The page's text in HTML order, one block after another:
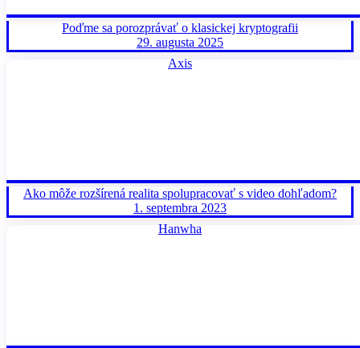
Poďme sa porozprávať o klasickej kryptografii
29. augusta 2025
Axis
Ako môže rozšírená realita spolupracovať s video dohľadom?
1. septembra 2023
Hanwha